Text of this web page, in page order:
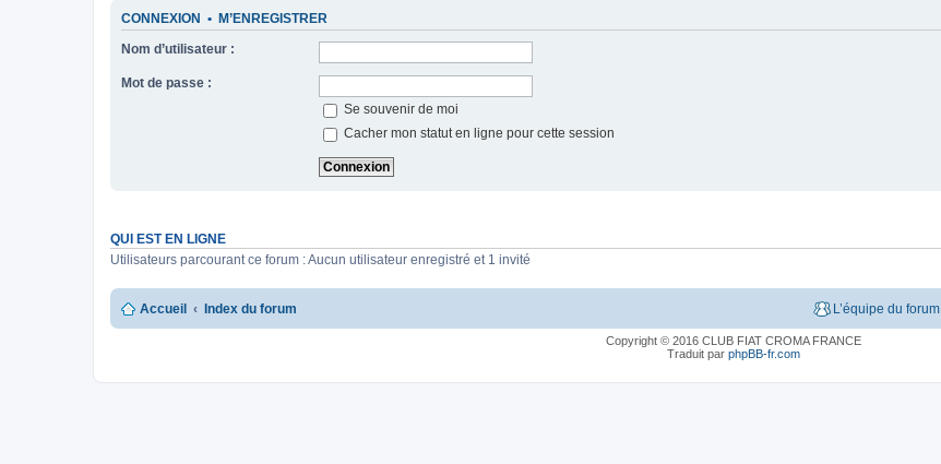
CONNEXION • M’ENREGISTRER
Nom d’utilisateur :
Mot de passe :
Se souvenir de moi
Cacher mon statut en ligne pour cette session
QUI EST EN LIGNE
Utilisateurs parcourant ce forum : Aucun utilisateur enregistré et 1 invité
Accueil Index du forum L’équipe du forum
Copyright © 2016 CLUB FIAT CROMA FRANCE
Traduit par phpBB-fr.com